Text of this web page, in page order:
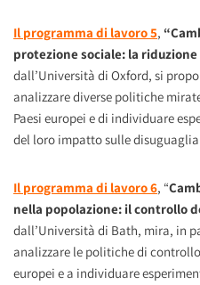
Il programma di lavoro 5,
protezione sociale: la
dall’Università di Oxford, si
analizzare diverse politiche
Paesi europei e di individuare
del loro impatto sulle
Il programma di lavoro 6, “
nella popolazione: il controllo
dall’Università di Bath, mira, in
analizzare le politiche di
europei e a individuare